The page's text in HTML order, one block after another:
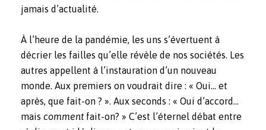
jamais d’actualité.
À l’heure de la pandémie, les uns s’évertuent à
décrier les failles qu’elle révèle de nos sociétés. Les
autres appellent à l’instauration d’un nouveau
monde. Aux premiers on voudrait dire : « Oui… et
après, que fait-on ? ». Aux seconds : « Oui d’accord…
mais commentfait-on? » C’est l’éternel débat entre